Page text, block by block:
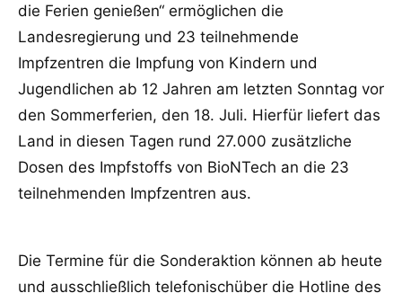
die Ferien genießen“ ermöglichen die
Landesregierung und 23 teilnehmende
Impfzentren die Impfung von Kindern und
Jugendlichen ab 12 Jahren am letzten Sonntag vor
den Sommerferien, den 18. Juli. Hierfür liefert das
Land in diesen Tagen rund 27.000 zusätzliche
Dosen des Impfstoffs von BioNTech an die 23
teilnehmenden Impfzentren aus.
Die Termine für die Sonderaktion können ab heute
und ausschließlich telefonischüber die Hotline des